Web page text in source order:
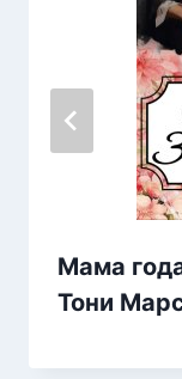
Мама
Тони